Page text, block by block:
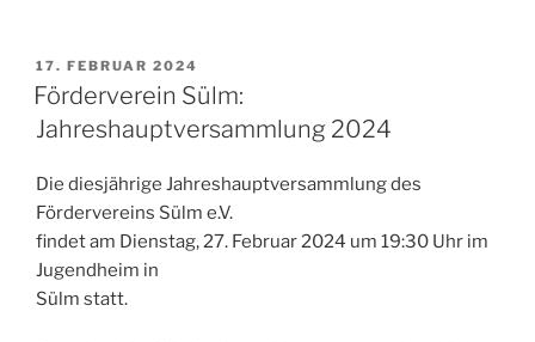
VERÖFFENTLICHT
AM
17. FEBRUAR 2024
Förderverein Sülm:
Jahreshauptversammlung 2024
Die diesjährige Jahreshauptversammlung des
Fördervereins Sülm e.V.
findet am Dienstag, 27. Februar 2024 um 19:30 Uhr im
Jugendheim in
Sülm statt.